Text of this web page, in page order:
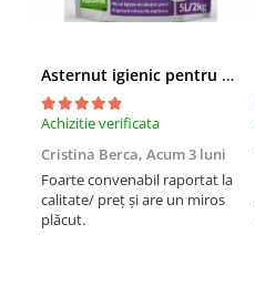
Asternut igienic pentru pisici Tofu Lavanda, Mon Petit 5 l
Achizitie verificata
Cristina Berca, Acum 3 luni
Foarte convenabil raportat la
calitate/ preț și are un miros
plăcut.